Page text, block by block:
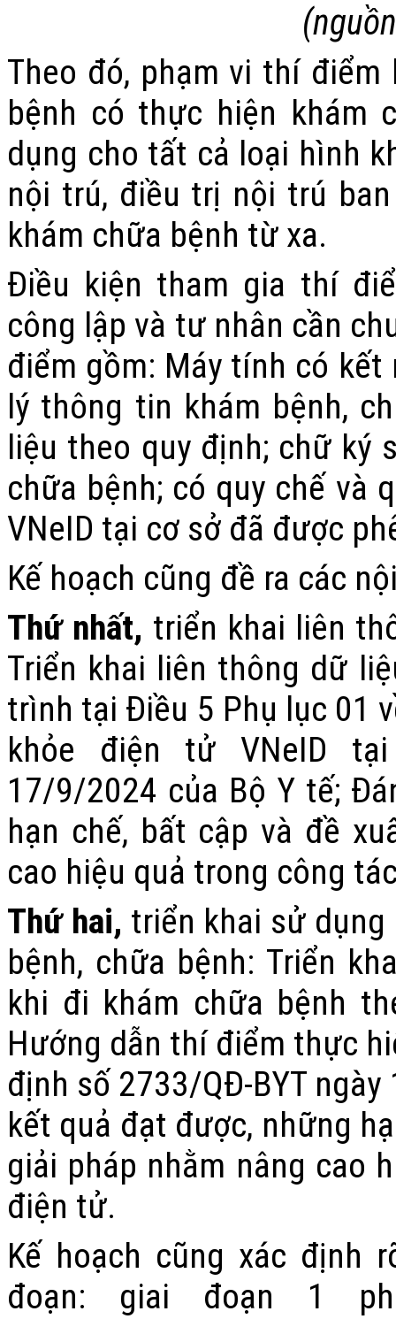
Theo đó, phạm vi thí
bệnh có thực hiện khám
dụng cho tất cả loại hình
nội trú, điều trị nội trú
khám chữa bệnh từ xa.
Điều kiện tham gia thí
công lập và tư nhân cần
điểm gồm: Máy tính có
lý thông tin khám bệnh,
liệu theo quy định; chữ ký
chữa bệnh; có quy chế và
VNeID tại cơ sở đã được
Kế hoạch cũng đề ra các
Thứ nhất, triển khai liên
Triển khai liên thông dữ
trình tại Điều 5 Phụ lục 01
khỏe điện tử VNeID tại
17/9/2024 của Bộ Y tế;
hạn chế, bất cập và đề
cao hiệu quả trong công
Thứ hai, triển khai sử
bệnh, chữa bệnh: Triển
khi đi khám chữa bệnh
Hướng dẫn thí điểm thực
định số 2733/QĐ-BYT
kết quả đạt được, những
giải pháp nhằm nâng cao
điện tử.
Kế hoạch cũng xác định
đoạn: giai đoạn 1